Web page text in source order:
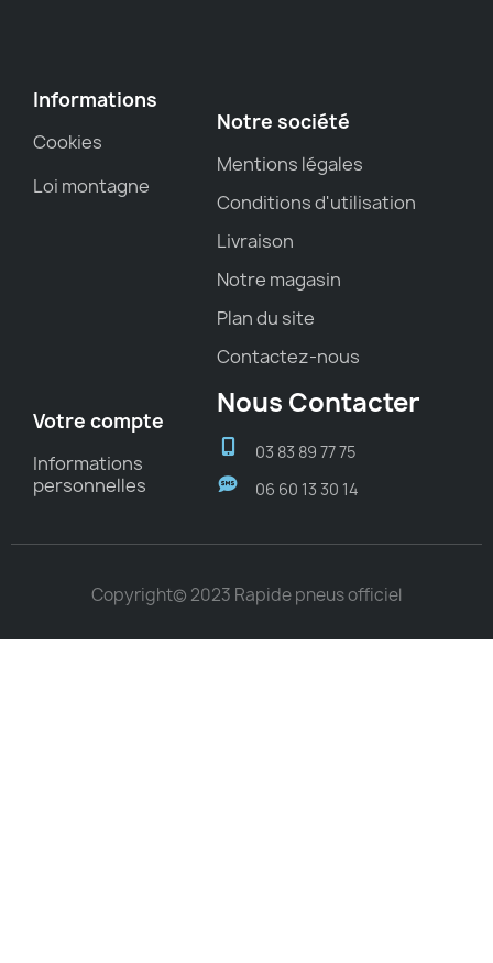
Informations
Cookies
Loi montagne
Notre société
Mentions légales
Conditions d'utilisation
Livraison
Notre magasin
Plan du site
Contactez-nous
Votre compte
Informations
personnelles
Nous Contacter
03 83 89 77 75
06 60 13 30 14
Copyright© 2023 Rapide pneus officiel